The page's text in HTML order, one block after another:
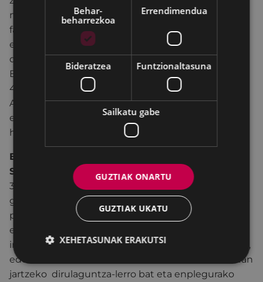
milioi zuzenduko dira baliabide gutxien dituzten
familia eta taldeentzat (diru-sarrerak bermatzeko
errenta jasotzen dutenentzat, langabetuentzat eta
diru-sarrera gutxiko pentsiodunentzat…).
Berdintasun Arloaren aurrekontuak ere aurten
40.000 euro inguruko igoera izango du. Arlo hori
Astelena pilotalekuan dagoen Andretxerako
espazio berrira joango da 2022an, arlo horrekin
hartutako konpromisoari erantzunez.
Ekonomiaren Garapen, Enplegu eta Berrikuntza
Sailaren
programetarako aurrekontuak, guztira,
3.239.104 euro izango ditu, eta berrikuntza
garrantzitsuak ditu aurten; besteak beste, enpresa-
proiektu berriak garatzeko laguntza-programa bat,
edo 200.000 euroko partida, Teknikerren
inkubagailu teknologiko berri bat martxan jartzeko,
edo hutsik dauden merkataritza-lokalak merkatuan
jartzeko dirulaguntza-lerro bat eta enplegurako
Behar-
beharrezkoa
Errendimendua
Bideratzea Funtzionaltasuna
Sailkatu gabe
GUZTIAK ONARTU
GUZTIAK UKATU
XEHETASUNAK ERAKUTSI